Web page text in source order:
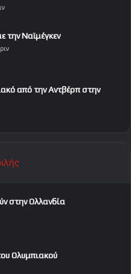
την Ναϊμέγκεν
από την Αντβέρπ στην
στην Ολλανδία
Ολυμπιακού